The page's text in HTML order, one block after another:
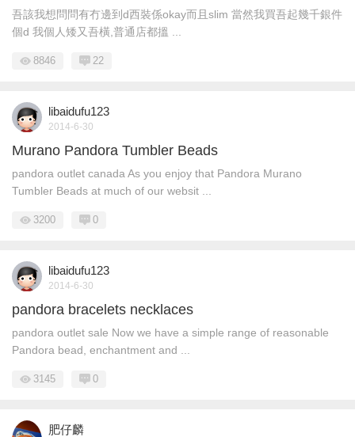
吾該我想問問有冇邊到d西裝係okay而且slim 當然我買吾起幾千銀件
個d 我個人矮又吾橫,普通店都搵 ...
8846 22
libaidufu123
2014-6-30
Murano Pandora Tumbler Beads
pandora outlet canada As you enjoy that Pandora Murano
Tumbler Beads at much of our websit ...
3200 0
libaidufu123
2014-6-30
pandora bracelets necklaces
pandora outlet sale Now we have a simple range of reasonable
Pandora bead, enchantment and ...
3145 0
肥仔麟